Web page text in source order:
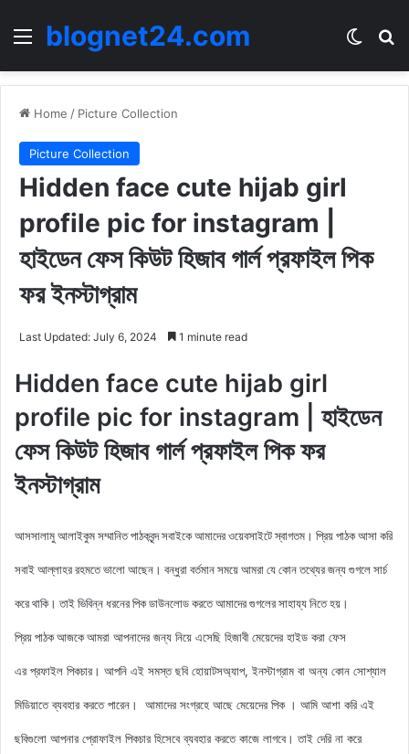
Menublognet24.com
Home / Picture Collection
Picture Collection
Hidden face cute hijab girl
profile pic for instagram |
হাইডেন ফেস কিউট হিজাব গার্ল প্রফাইল পিক
ফর ইনস্টাগ্রাম
Last Updated: July 6, 2024 1 minute read
Hidden face cute hijab girl
profile pic for instagram | হাইডেন
ফেস কিউট হিজাব গার্ল প্রফাইল পিক ফর
ইনস্টাগ্রাম
আসসালামু আলাইকুম সম্মানিত পাঠকবৃন্দ সবাইকে আমাদের ওয়েবসাইটে স্বাগতম। প্রিয় পাঠক আসা করি
সবাই আল্লাহর রহমতে ভালো আছেন। বন্ধুরা বর্তমান সময়ে আমরা যে কোন তথ্যের জন্য গুগলে সার্চ
করে থাকি। তাই ভিবিন্ন ধরনের পিক ডাউনলোড করতে আমাদের গুগলের সাহায্য নিতে হয়।
প্রিয় পাঠক আজকেআমরা আপনাদের জন্য নিয়ে এসেছি হিজাবী মেয়েদের হাইড করা ফেস
এর প্রফাইল পিকচার। আপনি এই সমস্ত ছবি হোয়াটসঅ্যাপ, ইনস্টাগ্রাম বা অন্য কোন সোশ্যাল
মিডিয়াতে ব্যবহার করতে পারেন। আমাদের সংগ্রহে আছে মেয়েদের পিক । আমি আশা করি এই
ছবিগুলো আপনার প্রোফাইল পিকচার হিসেবে ব্যবহার করতে কাজে লাগবে। তাই দেরি না করে